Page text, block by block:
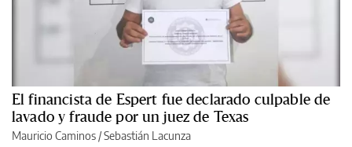
El financista de Espert fue declarado culpable de
lavado y fraude por un juez de Texas
Mauricio Caminos /Sebastián Lacunza